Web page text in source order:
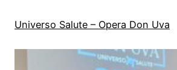
Universo Salute – Opera Don Uva